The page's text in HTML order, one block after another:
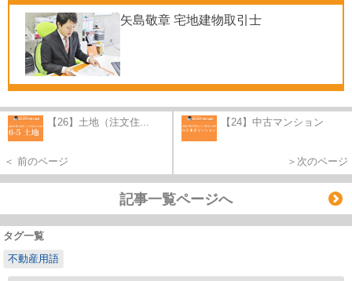
矢島敬章 宅地建物取引士
【26】土地（注文住...
＜ 前のページ
【24】中古マンション
＞次のページ
記事一覧ページへ
タグ一覧
不動産用語